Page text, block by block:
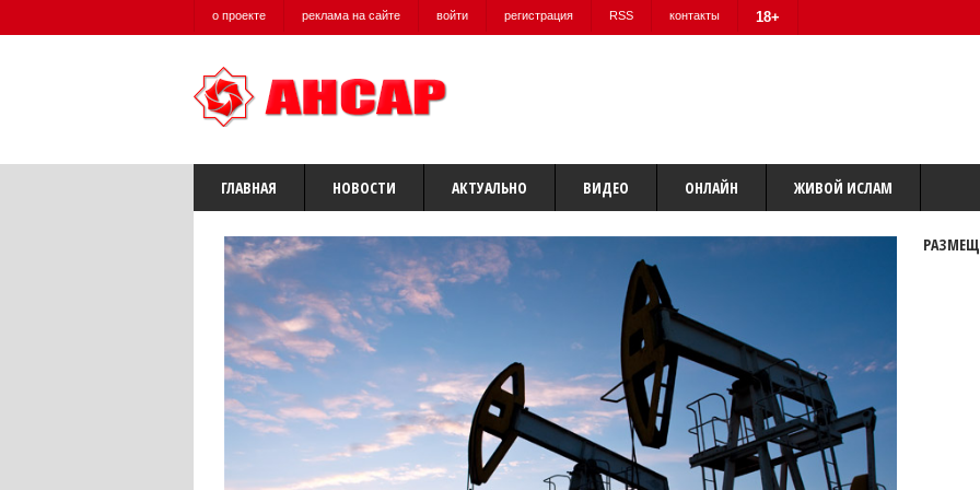
о проекте реклама на сайте войти регистрация RSS контакты 18+
ГЛАВНАЯ НОВОСТИ АКТУАЛЬНО ВИДЕО ОНЛАЙН ЖИВОЙ ИСЛАМ